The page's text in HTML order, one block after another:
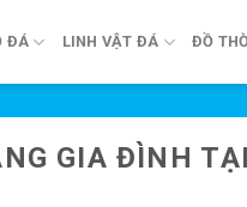
ĐÁ LINH VẬT ĐÁ ĐỒ
GIA ĐÌNH